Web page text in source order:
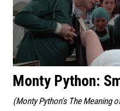
Monty Python:
(Monty Python's The Meaning